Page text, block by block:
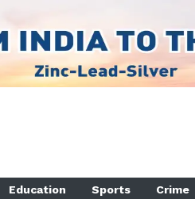
Education Sports Crime